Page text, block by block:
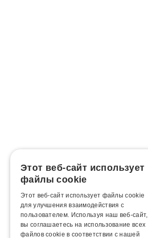
Этот веб-сайт использует
файлы cookie
Этот веб-сайт использует файлы cookie
для улучшения взаимодействия с
пользователем. Используя наш веб-сайт,
вы соглашаетесь на использование всех
файлов cookie в соответствии с нашей